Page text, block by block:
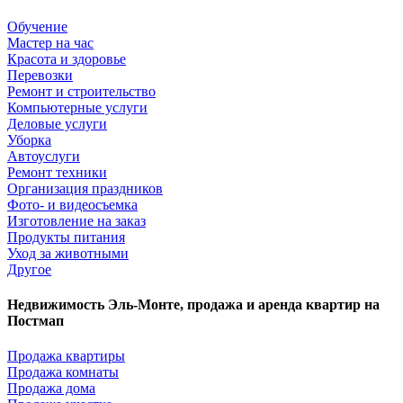
Обучение
Мастер на час
Красота и здоровье
Перевозки
Ремонт и строительство
Компьютерные услуги
Деловые услуги
Уборка
Автоуслуги
Ремонт техники
Организация праздников
Фото- и видеосъемка
Изготовление на заказ
Продукты питания
Уход за животными
Другое
Недвижимость Эль-Монте, продажа и аренда квартир на
Постмап
Продажа квартиры
Продажа комнаты
Продажа дома